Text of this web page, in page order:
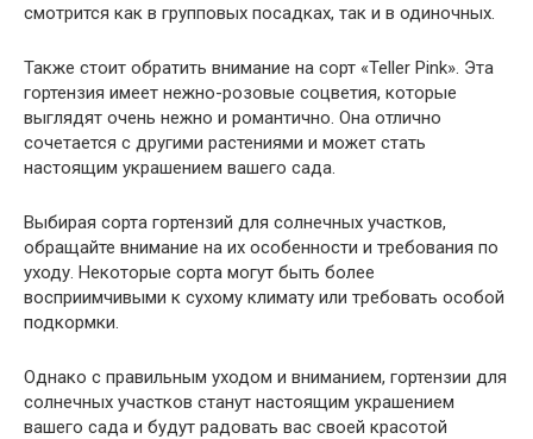
смотрится как в групповых посадках, так и в одиночных.
Также стоит обратить внимание на сорт «Teller Pink». Эта
гортензия имеет нежно-розовые соцветия, которые
выглядят очень нежно и романтично. Она отлично
сочетается с другими растениями и может стать
настоящим украшением вашего сада.
Выбирая сорта гортензий для солнечных участков,
обращайте внимание на их особенности и требования по
уходу. Некоторые сорта могут быть более
восприимчивыми к сухому климату или требовать особой
подкормки.
Однако с правильным уходом и вниманием, гортензии для
солнечных участков станут настоящим украшением
вашего сада и будут радовать вас своей красотой